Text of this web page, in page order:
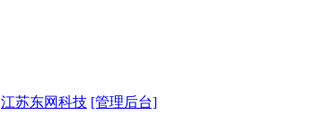
江苏东网科技 [管理后台]